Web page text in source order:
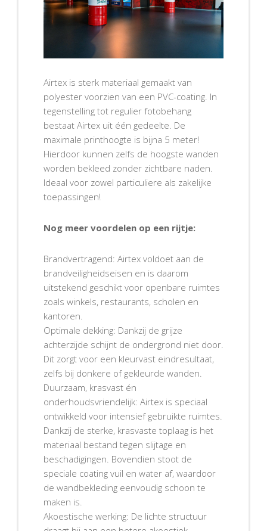
Airtex is sterk materiaal gemaakt van
polyester voorzien van een PVC-coating. In
tegenstelling tot regulier fotobehang
bestaat Airtex uit één gedeelte. De
maximale printhoogte is bijna 5 meter!
Hierdoor kunnen zelfs de hoogste wanden
worden bekleed zonder zichtbare naden.
Ideaal voor zowel particuliere als zakelijke
toepassingen!
Nog meer voordelen op een rijtje:
Brandvertragend: Airtex voldoet aan de
brandveiligheidseisen en is daarom
uitstekend geschikt voor openbare ruimtes
zoals winkels, restaurants, scholen en
kantoren.
Optimale dekking: Dankzij de grijze
achterzijde schijnt de ondergrond niet door.
Dit zorgt voor een kleurvast eindresultaat,
zelfs bij donkere of gekleurde wanden.
Duurzaam, krasvast én
onderhoudsvriendelijk: Airtex is speciaal
ontwikkeld voor intensief gebruikte ruimtes.
Dankzij de sterke, krasvaste toplaag is het
materiaal bestand tegen slijtage en
beschadigingen. Bovendien stoot de
speciale coating vuil en water af, waardoor
de wandbekleding eenvoudig schoon te
maken is.
Akoestische werking: De lichte structuur